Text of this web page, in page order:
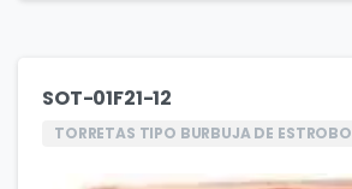
SOT-01F21-12
TORRETAS TIPO BURBUJA DE ESTROBO